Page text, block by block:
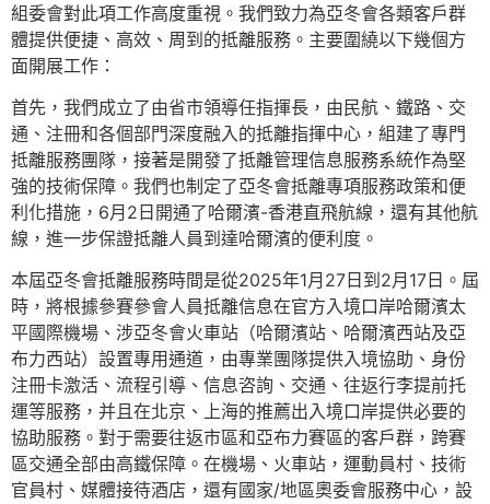
組委會對此項工作高度重視。我們致力為亞冬會各類客戶群
體提供便捷、高效、周到的抵離服務。主要圍繞以下幾個方
面開展工作：
首先，我們成立了由省市領導任指揮長，由民航、鐵路、交
通、注冊和各個部門深度融入的抵離指揮中心，組建了專門
抵離服務團隊，接著是開發了抵離管理信息服務系統作為堅
強的技術保障。我們也制定了亞冬會抵離專項服務政策和便
利化措施，6月2日開通了哈爾濱-香港直飛航線，還有其他航
線，進一步保證抵離人員到達哈爾濱的便利度。
本屆亞冬會抵離服務時間是從2025年1月27日到2月17日。屆
時，將根據參賽參會人員抵離信息在官方入境口岸哈爾濱太
平國際機場、涉亞冬會火車站（哈爾濱站、哈爾濱西站及亞
布力西站）設置專用通道，由專業團隊提供入境協助、身份
注冊卡激活、流程引導、信息咨詢、交通、往返行李提前托
運等服務，并且在北京、上海的推薦出入境口岸提供必要的
協助服務。對于需要往返市區和亞布力賽區的客戶群，跨賽
區交通全部由高鐵保障。在機場、火車站，運動員村、技術
官員村、媒體接待酒店，還有國家/地區奧委會服務中心，設